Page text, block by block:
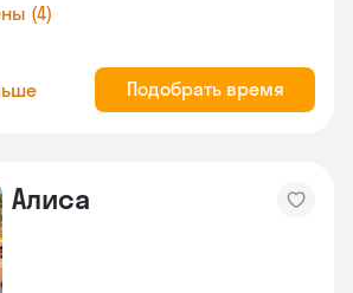
(4)
Подобрать время
Алиса